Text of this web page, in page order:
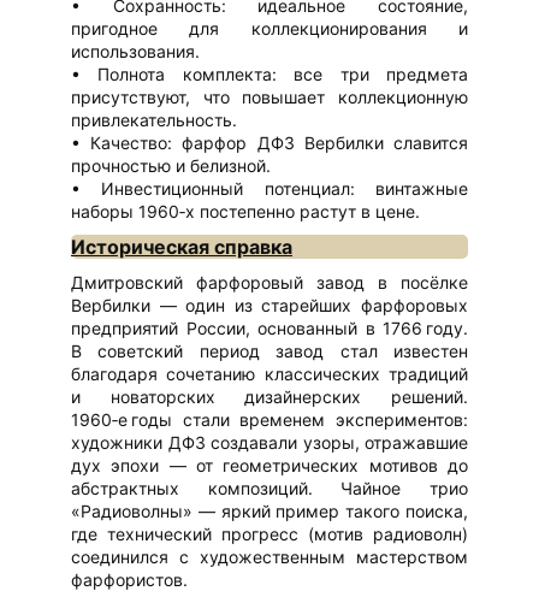
Сохранность: идеальное состояние,
пригодное для коллекционирования и
использования.
Полнота комплекта: все три предмета
присутствуют, что повышает коллекционную
привлекательность.
Качество: фарфор ДФЗ Вербилки славится
прочностью и белизной.
Инвестиционный потенциал: винтажные
наборы 1960‑х постепенно растут в цене.
Историческая справка
Дмитровский фарфоровый завод в посёлке
Вербилки — один из старейших фарфоровых
предприятий России, основанный в 1766 году.
В советский период завод стал известен
благодаря сочетанию классических традиций
и новаторских дизайнерских решений.
1960‑е годы стали временем экспериментов:
художники ДФЗ создавали узоры, отражавшие
дух эпохи — от геометрических мотивов до
абстрактных композиций. Чайное трио
«Радиоволны» — яркий пример такого поиска,
где технический прогресс (мотив радиоволн)
соединился с художественным мастерством
фарфористов.